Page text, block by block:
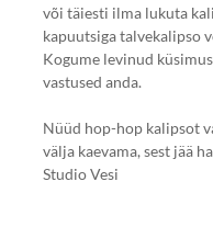
või täiesti ilma lukuta
kapuutsiga talvekalipso
Kogume levinud
vastused anda.
Nüüd hop-hop kalipsot
välja kaevama, sest jää
Studio Vesi